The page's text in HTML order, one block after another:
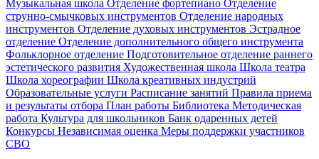
Музыкальная школа Отделение фортепиано Отделение
струнно-смычковых инструментов Отделение народных
инструментов Отделение духовых инструментов Эстрадное
отделение Отделение дополнительного общего инструмента
Фольклорное отделение Подготовительное отделение раннего
эстетического развития Художественная школа Школа‌‌‌‌ театра
Школа хореографии Школа креативных индустрий
Образовательные услуги Расписание занятий Правила приема
и результаты отбора План работы Библиотека Методическая
работа Культура для школьников Банк одаренных детей
Конкурсы Независимая оценка Меры поддержки участников
СВО